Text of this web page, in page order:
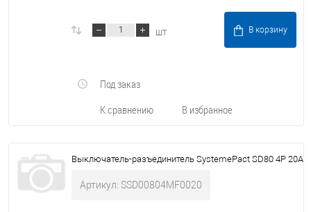
шт В корзину
К сравнению В избранное
Под заказ
Выключатель-разъединитель SystemePact SD80 4P 20A
Артикул: SSD00804MF0020